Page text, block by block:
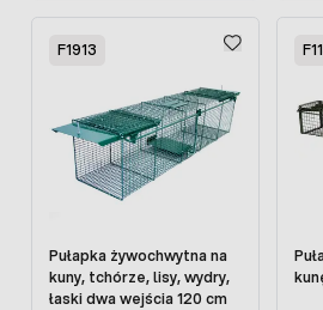
F1913
Pułapka żywochwytna na
kuny, tchórze, lisy, wydry,
łaski dwa wejścia 120 cm